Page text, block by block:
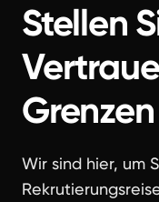
Stellen
Wir sind hier, um